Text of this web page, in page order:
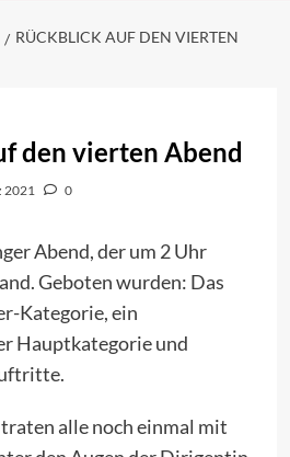
RÜCKBLICK AUF DEN VIERTEN
den vierten Abend
2021 0
Abend, der um 2 Uhr
Geboten wurden: Das
Kategorie, ein
Hauptkategorie und
traten alle noch einmal mit